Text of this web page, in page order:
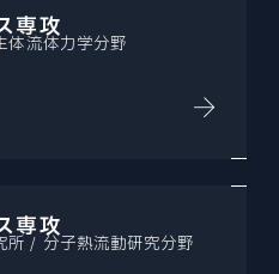
専攻
体流体力学分野
専攻
所 / 分子熱流動研究分野